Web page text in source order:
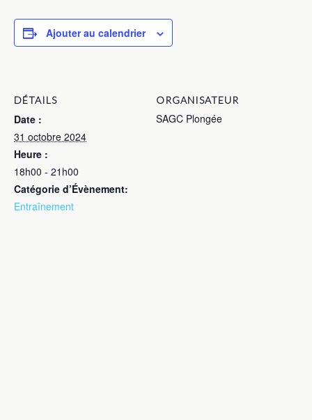
Ajouter au calendrier
DÉTAILS
Date :
31 octobre 2024
Heure :
18h00 - 21h00
Catégorie d’Évènement:
Entraînement
ORGANISATEUR
SAGC Plongée